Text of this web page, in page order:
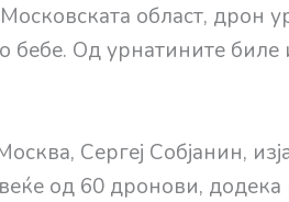
област, дрон
бебе. Од урнатините биле
Сергеј Собјанин,
од 60 дронови, додека